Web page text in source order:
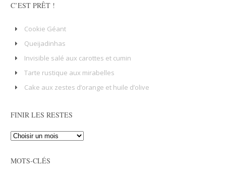
C’EST PRÊT !
Cookie Géant
Queijadinhas
Invisible salé aux carottes et cumin
Tarte rustique aux mirabelles
Cake aux zestes d’orange et huile d’olive
FINIR LES RESTES
MOTS-CLÉS